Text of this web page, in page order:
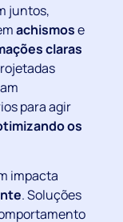
juntos,
achismose
claras
para agir
os
impacta
. Soluções